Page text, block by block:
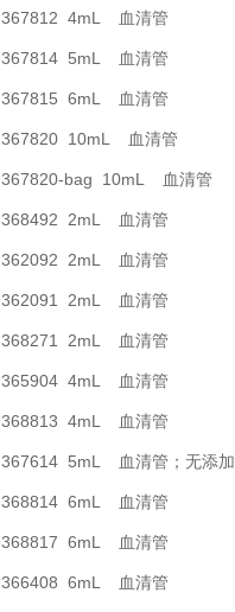
367812 4mL 血清管
367814 5mL 血清管
367815 6mL 血清管
367820 10mL 血清管
367820-bag 10mL 血清管
368492 2mL 血清管
362092 2mL 血清管
362091 2mL 血清管
368271 2mL 血清管
365904 4mL 血清管
368813 4mL 血清管
367614 5mL 血清管；无添加
368814 6mL 血清管
368817 6mL 血清管
366408 6mL 血清管